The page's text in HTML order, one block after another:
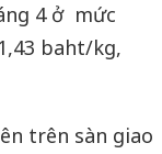
4 ở mức
baht/kg,
trên sàn giao